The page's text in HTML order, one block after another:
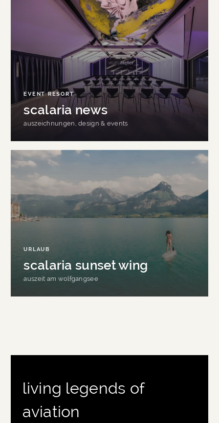
EVENT RESORT
scalaria news
auszeichnungen, design & events
URLAUB
scalaria sunset wing
auszeit am wolfgangsee
living legends of
aviation